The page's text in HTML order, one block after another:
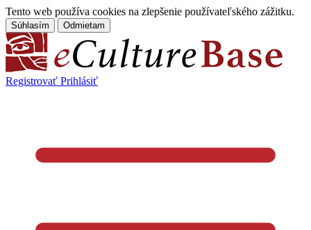
Tento web používa cookies na zlepšenie používateľského zážitku.
Súhlasím Odmietam
Registrovať Prihlásiť